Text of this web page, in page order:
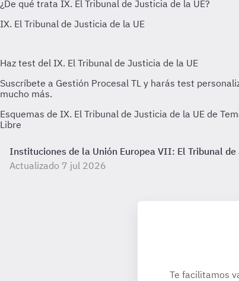
Esquemas de IX. El Tribunal de Justicia de la UE de
Libre
Instituciones de la Unión Europea VII: El Tribunal
Actualizado 7 jul 2026
Te facilitamos